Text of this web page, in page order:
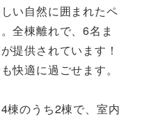
い自然に囲まれたペ
全棟離れで、6名ま
提供されています！
快適に過ごせます。
棟のうち2棟で、室内